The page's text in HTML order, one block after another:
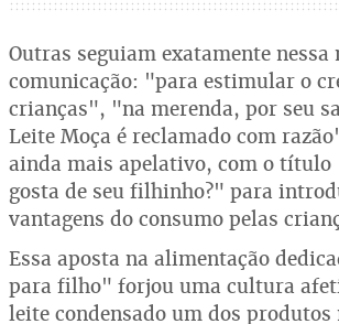
Outras seguiam exatamente
comunicação: "para estimular o
crianças", "na merenda, por seu
Leite Moça é reclamado com
ainda mais apelativo, com o título
gosta de seu filhinho?" para
vantagens do consumo pelas
Essa aposta na alimentação
para filho" forjou uma cultura
leite condensado um dos